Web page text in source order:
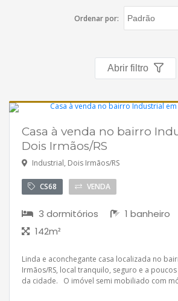
Imóveis favoritos
Ordenar por:
Abrir filtro
Casa à venda no bairro
Dois Irmãos/RS
Industrial, Dois Irmãos/RS
CS68 VENDA
3 dormitórios 1 banheiro
142m²
Linda e aconchegante casa localizada no
Irmãos/RS, local tranquilo, seguro e a
da cidade. O imóvel semi mobiliado com